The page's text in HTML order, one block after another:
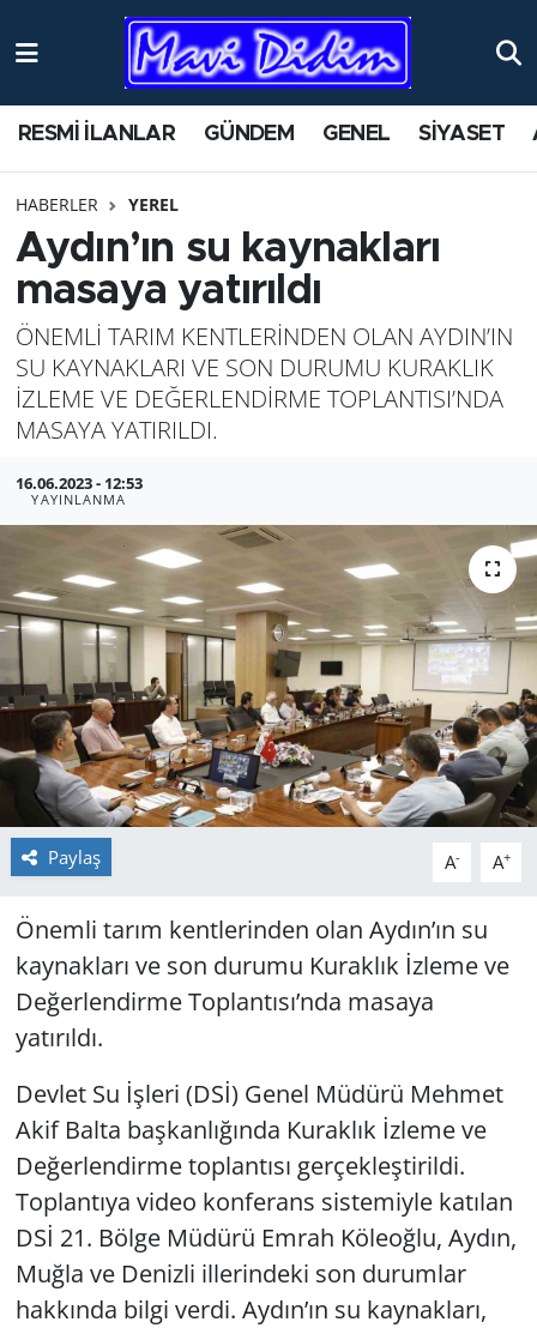
RESMİ İLANLAR GÜNDEM GENEL SİYASET
HABERLER YEREL
Aydın’ın su kaynakları
masaya yatırıldı
ÖNEMLİ TARIM KENTLERİNDEN OLAN AYDIN’IN
SU KAYNAKLARI VE SON DURUMU KURAKLIK
İZLEME VE DEĞERLENDİRME TOPLANTISI’NDA
MASAYA YATIRILDI.
16.06.2023 - 12:53
YAYINLANMA
Paylaş A- A+
Önemli tarım kentlerinden olan Aydın’ın su
kaynakları ve son durumu Kuraklık İzleme ve
Değerlendirme Toplantısı’nda masaya
yatırıldı.
Devlet Su İşleri (DSİ) Genel Müdürü Mehmet
Akif Balta başkanlığında Kuraklık İzleme ve
Değerlendirme toplantısı gerçekleştirildi.
Toplantıya video konferans sistemiyle katılan
DSİ 21. Bölge Müdürü Emrah Köleoğlu, Aydın,
Muğla ve Denizli illerindeki son durumlar
hakkında bilgi verdi. Aydın’ın su kaynakları,
ANTİK YERLER
AYDIN
BİLİM VE TEKNOLOJİ
ÇEVRE
EĞİTİM
GENEL
GÜNDEM
HABERDE İNSAN
KÜLTÜR SANAT
MAGAZİN
POLİTİKA
RESMİ İLANLAR
SAĞLIK
SİYASET
Yerel
Nöbetçi Eczaneler
Namaz Vakitleri
Trafik Durumu
Süper Lig Puan Durumu ve Fikstür
Tüm Manşetler
Haber Arşivi